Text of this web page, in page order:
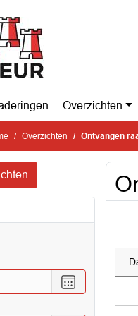
Overzichten
Overzichten Ontvangen
Selecteer
een